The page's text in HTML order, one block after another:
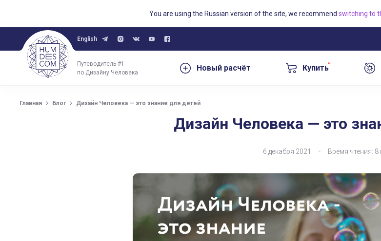
You are using the Russian version of the site, we recommend switching to
English
Путеводитель #1
по Дизайну Человека
Новый расчёт Купить
Главная Блог Дизайн Человека — это знание для детей
Дизайн Человека — это
6 декабря 2021 Время чтения: 8